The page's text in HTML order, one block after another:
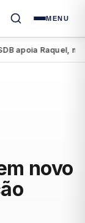
MENU
Raquel, mas
novo